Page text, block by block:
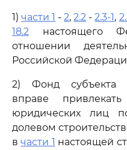
1)части 1 -2,2.2 -2.3-1,
18.2 настоящего
отношении
Российской
2) Фонд субъекта
вправе
юридических лиц
долевом
вчасти 1 настоящей